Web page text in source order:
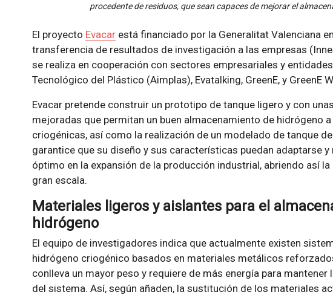
procedente de residuos, que sean capaces de mejorar el
El proyecto Evacarestá financiado por la Generalitat Valenciana
transferencia de resultados de investigación a las empresas
se realiza en cooperación con sectores empresariales y
Tecnológico del Plástico (Aimplas), Evatalking, GreenE, y GreenE
Evacar pretende construir un prototipo de tanque ligero y con
mejoradas que permitan un buen almacenamiento de hidrógeno
criogénicas, así como la realización de un modelado de tanque
garantice que su diseño y sus características puedan adaptarse
óptimo en la expansión de la producción industrial, abriendo así
gran escala.
Materiales ligeros y aislantes para el
hidrógeno
El equipo de investigadores indica que actualmente existen
hidrógeno criogénico basados en materiales metálicos
conlleva un mayor peso y requiere de más energía para
del sistema. Así, según añaden, la sustitución de los materiales